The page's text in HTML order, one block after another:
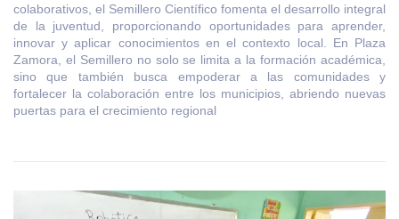
colaborativos, el Semillero Científico fomenta el desarrollo integral
de la juventud, proporcionando oportunidades para aprender,
innovar y aplicar conocimientos en el contexto local. En Plaza
Zamora, el Semillero no solo se limita a la formación académica,
sino que también busca empoderar a las comunidades y
fortalecer la colaboración entre los municipios, abriendo nuevas
puertas para el crecimiento regional